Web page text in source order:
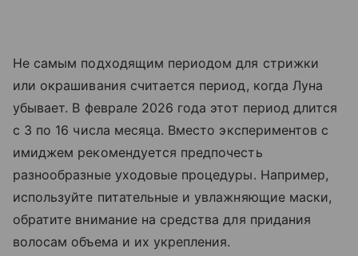
Не самым подходящим периодом для стрижки
или окрашивания считается период, когда Луна
убывает. В феврале 2026 года этот период длится
с 3 по 16 числа месяца. Вместо экспериментов с
имиджем рекомендуется предпочесть
разнообразные уходовые процедуры. Например,
используйте питательные и увлажняющие маски,
обратите внимание на средства для придания
волосам объема и их укрепления.